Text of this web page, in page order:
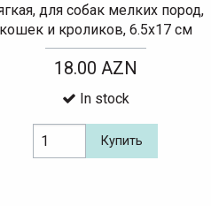
для собак мелких пород,
кошек и кроликов, 6.5х17 см
18.00 AZN
In stock
Купить